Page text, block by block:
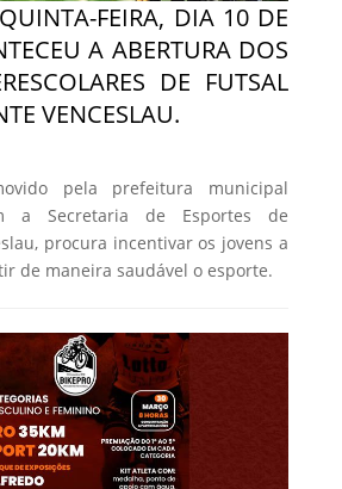
FEIRA, DIA 10 DE
A ABERTURA DOS
DE FUTSAL
VENCESLAU.
pela prefeitura municipal
a Secretaria de Esportes de
procura incentivar os jovens a
de maneira saudável o esporte.